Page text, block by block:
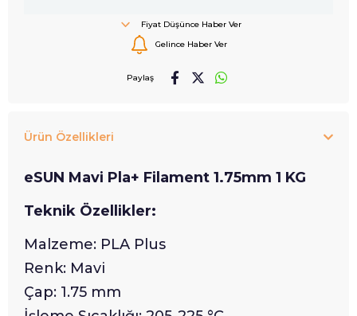
Fiyat Düşünce Haber Ver
Gelince Haber Ver
Paylaş
Ürün Özellikleri
eSUN Mavi Pla+ Filament 1.75mm 1 KG
Teknik Özellikler:
Malzeme: PLA Plus
Renk: Mavi
Çap: 1.75 mm